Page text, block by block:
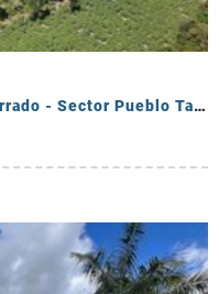
Se Venden Lotes en Conjunto Cerrado - Sector Pueblo Tapado